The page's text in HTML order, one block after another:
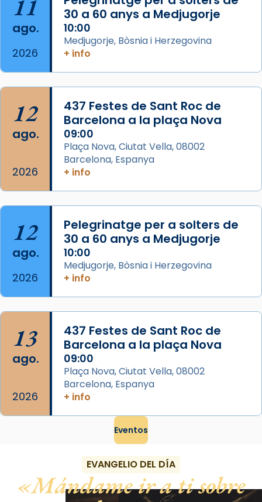
Arquebisbat de Barcelona
2 weeks ago
Acompanyant la història de sant Cugat, a
partir de l’Edat Mitjana sorgeix la tradició
que les santes Juliana (“relatiu a Júlia”) i
Semproniana (“relatiu a Semprònia =
eterna”) són deixebles seves. I l’any 1667, el
frare Joan Gaspar Roig, afirma en una obra
que les santes són filles de l’antiga Iluro.
Mataró en reivindicarà les relíq
Foto
View on Facebook ·
11
ago.
2026
30 a 60 anys a Medjugorje
10:00
Medjugorje, Bòsnia i Herzegovina
+ info
12
ago.
2026
437 Festes de Sant Roc de
Barcelona a la plaça Nova
09:00
Plaça Nova, Ciutat Vella, 08002
Barcelona, Espanya
+ info
12
ago.
2026
Pelegrinatge per a solters de
30 a 60 anys a Medjugorje
10:00
Medjugorje, Bòsnia i Herzegovina
+ info
13
ago.
2026
437 Festes de Sant Roc de
Barcelona a la plaça Nova
09:00
Plaça Nova, Ciutat Vella, 08002
Barcelona, Espanya
+ info
Eventos
EVANGELIO DEL DÍA
Mándame ir a ti sobre